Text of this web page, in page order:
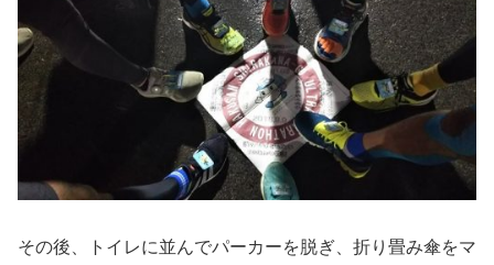
その後、トイレに並んでパーカーを脱ぎ、折り畳み傘をマ